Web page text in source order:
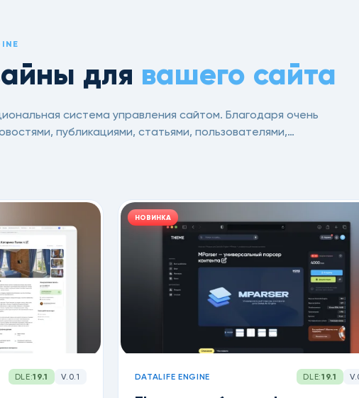
для вашего сайта
система управления сайтом. Благодаря очень
публикациями, статьями, пользователями,
сети интернет.
DLE:19.1 V.0.1
НОВИНКА
DATALIFE ENGINE DLE:19.1